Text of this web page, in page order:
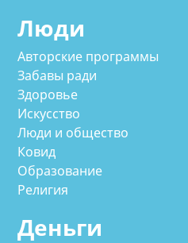
Люди
Авторские программы
Забавы ради
Здоровье
Искусство
Люди и общество
Ковид
Образование
Религия
Деньги